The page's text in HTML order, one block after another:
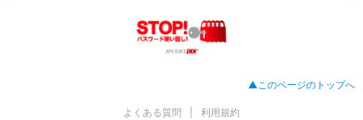
▲このページのトップへ
よくある質問 利用規約